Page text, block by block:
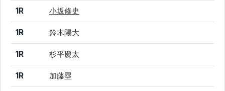
1R 小坂修史
1R 鈴木陽大
1R 杉平慶太
1R 加藤塁